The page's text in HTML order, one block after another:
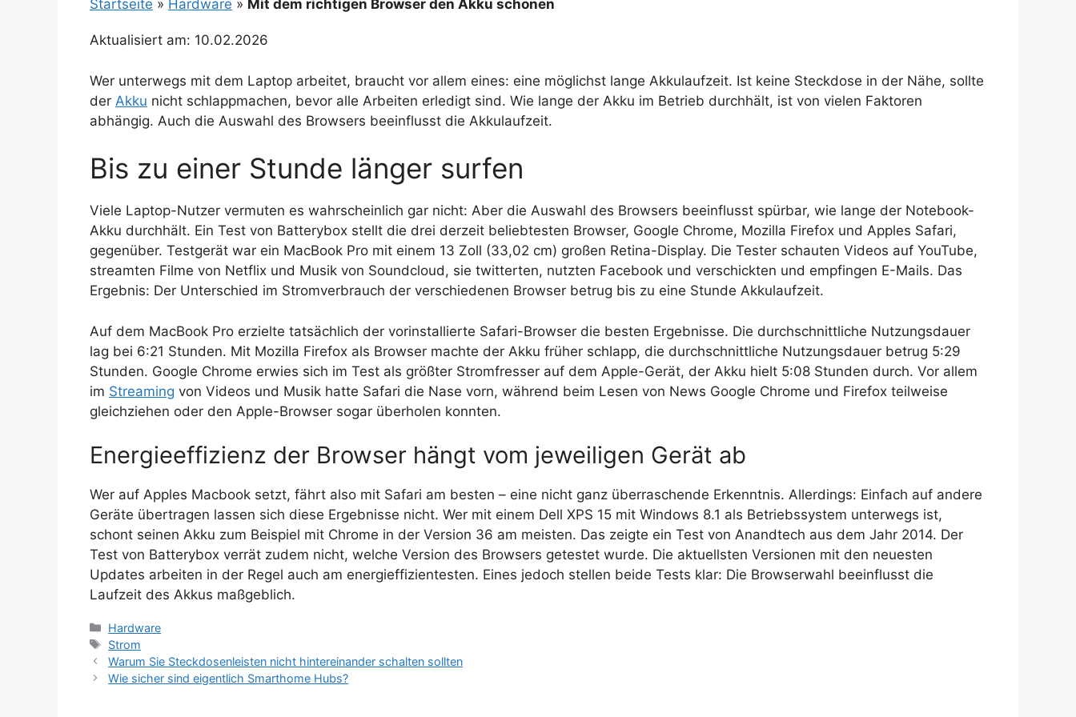
Startseite » Hardware » Mit dem richtigen Browser den Akku schonen
Aktualisiert am: 10.02.2026
Wer unterwegs mit dem Laptop arbeitet, braucht vor allem eines: eine möglichst lange Akkulaufzeit. Ist keine Steckdose in der Nähe, sollte
der Akku nicht schlappmachen, bevor alle Arbeiten erledigt sind. Wie lange der Akku im Betrieb durchhält, ist von vielen Faktoren
abhängig. Auch die Auswahl des Browsers beeinflusst die Akkulaufzeit.
Bis zu einer Stunde länger surfen
Viele Laptop-Nutzer vermuten es wahrscheinlich gar nicht: Aber die Auswahl des Browsers beeinflusst spürbar, wie lange der Notebook-
Akku durchhält. Ein Test von Batterybox stellt die drei derzeit beliebtesten Browser, Google Chrome, Mozilla Firefox und Apples Safari,
gegenüber. Testgerät war ein MacBook Pro mit einem 13 Zoll (33,02 cm) großen Retina-Display. Die Tester schauten Videos auf YouTube,
streamten Filme von Netflix und Musik von Soundcloud, sie twitterten, nutzten Facebook und verschickten und empfingen E-Mails. Das
Ergebnis: Der Unterschied im Stromverbrauch der verschiedenen Browser betrug bis zu eine Stunde Akkulaufzeit.
Auf dem MacBook Pro erzielte tatsächlich der vorinstallierte Safari-Browser die besten Ergebnisse. Die durchschnittliche Nutzungsdauer
lag bei 6:21 Stunden. Mit Mozilla Firefox als Browser machte der Akku früher schlapp, die durchschnittliche Nutzungsdauer betrug 5:29
Stunden. Google Chrome erwies sich im Test als größter Stromfresser auf dem Apple-Gerät, der Akku hielt 5:08 Stunden durch. Vor allem
im Streaming von Videos und Musik hatte Safari die Nase vorn, während beim Lesen von News Google Chrome und Firefox teilweise
gleichziehen oder den Apple-Browser sogar überholen konnten.
Energieeffizienz der Browser hängt vom jeweiligen Gerät ab
Wer auf Apples Macbook setzt, fährt also mit Safari am besten – eine nicht ganz überraschende Erkenntnis. Allerdings: Einfach auf andere
Geräte übertragen lassen sich diese Ergebnisse nicht. Wer mit einem Dell XPS 15 mit Windows 8.1 als Betriebssystem unterwegs ist,
schont seinen Akku zum Beispiel mit Chrome in der Version 36 am meisten. Das zeigte ein Test von Anandtech aus dem Jahr 2014. Der
Test von Batterybox verrät zudem nicht, welche Version des Browsers getestet wurde. Die aktuellsten Versionen mit den neuesten
Updates arbeiten in der Regel auch am energieffizientesten. Eines jedoch stellen beide Tests klar: Die Browserwahl beeinflusst die
Laufzeit des Akkus maßgeblich.
Kategorien
Hardware
Schlagwörter
Strom
Warum Sie Steckdosenleisten nicht hintereinander schalten sollten
Wie sicher sind eigentlich Smarthome Hubs?